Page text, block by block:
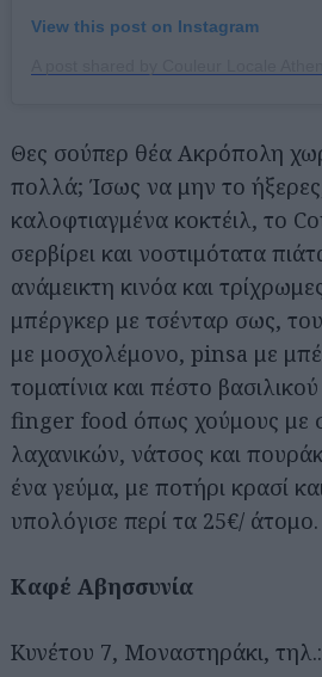
View this post on Instagram
Θες σούπερ θέα Ακρόπολη
πολλά; Ίσως να μην το
καλοφτιαγμένα κοκτέιλ, το
σερβίρει και νοστιμότατα
ανάμεικτη κινόα και
μπέργκερ με τσένταρ σως,
με μοσχολέμονο, pinsa με
τοματίνια και πέστο
finger food όπως χούμους με
λαχανικών, νάτσος και
ένα γεύμα, με ποτήρι κρασί
υπολόγισε περί τα 25€/ άτομο.
Καφέ Αβησσυνία
Κυνέτου 7, Μοναστηράκι,